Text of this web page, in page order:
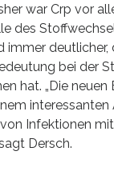
war Crp vor
des
immer deutlicher,
bei der
hat. „Die neuen
interessanten
Infektionen
Dersch.